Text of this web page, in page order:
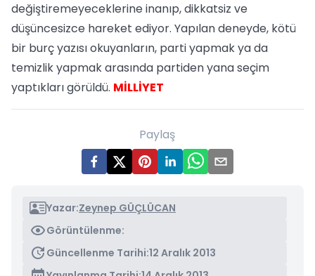
değiştiremeyeceklerine inanıp, dikkatsiz ve
düşüncesizce hareket ediyor. Yapılan deneyde, kötü
bir burç yazısı okuyanların, parti yapmak ya da
temizlik yapmak arasında partiden yana seçim
yaptıkları görüldü. MİLLİYET
Paylaş
Yazar:Zeynep GÜÇLÜCAN
Görüntülenme:
Güncellenme Tarihi:12 Aralık 2013